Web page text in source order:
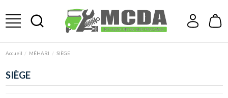
Accueil MÉHARI SIÈGE
SIÈGE